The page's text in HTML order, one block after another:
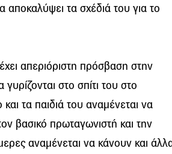
αποκαλύψει τα σχέδιά του για το
απεριόριστη πρόσβαση στην
στο σπίτι του στο
τα παιδιά του αναμένεται να
βασικό πρωταγωνιστή και την
αναμένεται να κάνουν και